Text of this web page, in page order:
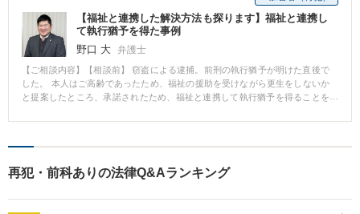
【福祉と連携した解決方法も探ります】福祉と連携し
て執行猶予を得た事例
野口 大 弁護士
【ご相談内容】【相談前】 窃盗による逮捕。前刑の執行猶予が明けた直後で
した。 本人はご高齢であったため、福祉の援助を受けながら更生をしないか
と提案したところ、承諾されたため、福祉と連携して執行猶予を得ることを
きました。 更生支援の計画も立てていただき、その計画を裁判に提出しまし
更生意欲などが伝わり、再び執行猶予を得ることができました。 【先生のコ
メント】 このように、ご高齢の方や障がいをお持ちの方（その疑いのある
再犯・前科ありの法律Q&Aランキング